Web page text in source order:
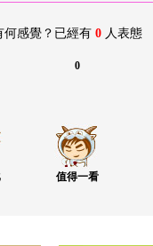
何感覺？已經有 0 人表態
0
值得一看